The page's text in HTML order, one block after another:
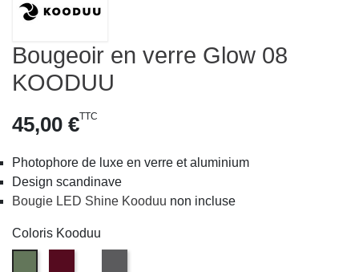
Bougeoir en verre Glow 08
KOODUU
45,00 €TTC
Photophore de luxe en verre et aluminium
Design scandinave
Bougie LED Shine Kooduu non incluse
Coloris Kooduu